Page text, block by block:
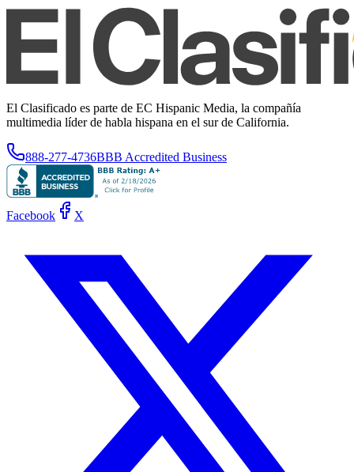
El Clasificado es parte de EC Hispanic Media, la compañía
multimedia líder de habla hispana en el sur de California.
888-277-4736BBB Accredited Business
Facebook X